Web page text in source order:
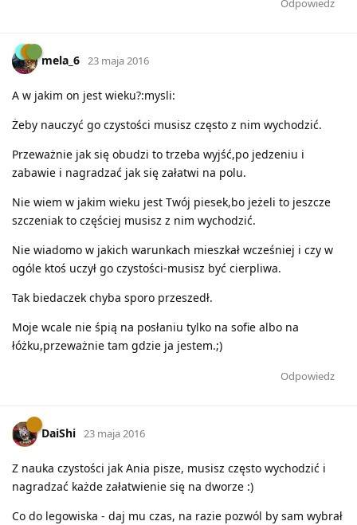
Odpowiedz
mela_6 23 maja 2016
A w jakim on jest wieku?:mysli:
Żeby nauczyć go czystości musisz często z nim wychodzić.
Przeważnie jak się obudzi to trzeba wyjść,po jedzeniu i
zabawie i nagradzać jak się załatwi na polu.
Nie wiem w jakim wieku jest Twój piesek,bo jeżeli to jeszcze
szczeniak to częściej musisz z nim wychodzić.
Nie wiadomo w jakich warunkach mieszkał wcześniej i czy w
ogóle ktoś uczył go czystości-musisz być cierpliwa.
Tak biedaczek chyba sporo przeszedł.
Moje wcale nie śpią na posłaniu tylko na sofie albo na
łóżku,przeważnie tam gdzie ja jestem.;)
Odpowiedz
DaiShi 23 maja 2016
Z nauka czystości jak Ania pisze, musisz często wychodzić i
nagradzać każde załatwienie się na dworze :)
Co do legowiska - daj mu czas, na razie pozwól by sam wybrał